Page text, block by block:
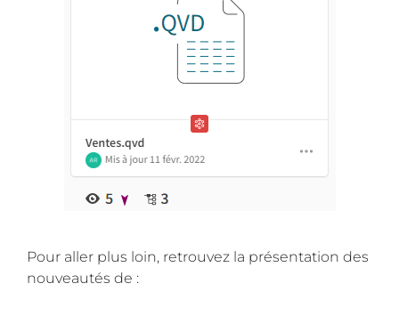
Pour aller plus loin, retrouvez la présentation des
nouveautés de :